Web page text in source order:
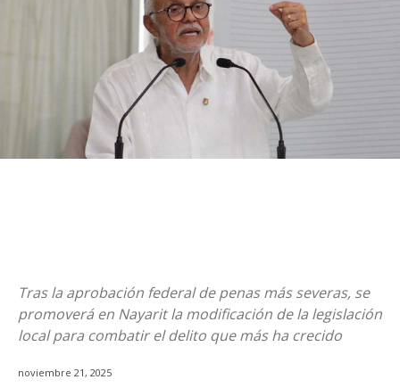
Tras la aprobación federal de penas más severas, se
promoverá en Nayarit la modificación de la legislación
local para combatir el delito que más ha crecido
noviembre 21, 2025